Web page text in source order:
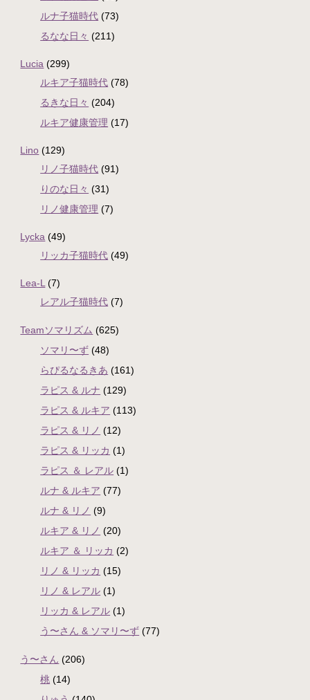
ルナ子猫時代 (73)
るなな日々 (211)
Lucia (299)
ルキア子猫時代 (78)
るきな日々 (204)
ルキア健康管理 (17)
Lino (129)
リノ子猫時代 (91)
りのな日々 (31)
リノ健康管理 (7)
Lycka (49)
リッカ子猫時代 (49)
Lea-L (7)
レアル子猫時代 (7)
Teamソマリズム (625)
ソマリ〜ず (48)
らぴるなるきあ (161)
ラピス & ルナ (129)
ラピス & ルキア (113)
ラピス & リノ (12)
ラピス & リッカ (1)
ラピス ＆ レアル (1)
ルナ & ルキア (77)
ルナ & リノ (9)
ルキア & リノ (20)
ルキア ＆ リッカ (2)
リノ & リッカ (15)
リノ & レアル (1)
リッカ & レアル (1)
う〜さん & ソマリ〜ず (77)
う〜さん (206)
桃 (14)